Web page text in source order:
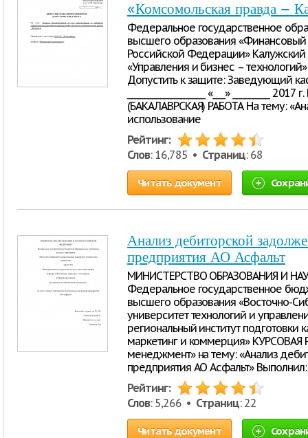
«Комсомольская правда –
Федеральное государственное
высшего образования «Финансовый
Российской Федерации»
«Управления и бизнес –
Допустить к защите: Заведующий
___________________ «___»
(БАКАЛАВРСКАЯ) РАБОТА На тему:
использование
Рейтинг:
Слов: 16,785 • Страниц: 68
Читать документ
Анализ дебиторской
предприятия АО Асфальт
МИНИСТЕРСТВО ОБРАЗОВАНИЯ И
Федеральное государственное
высшего образования «Восточно-
университет технологий и
региональный институт
маркетинг и коммерция»
менеджмент» на тему: «Анализ
предприятия АО Асфальт» Выполнил:
Рейтинг:
Слов: 5,266 • Страниц: 22
Читать документ